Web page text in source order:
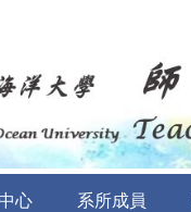
心 系所成員